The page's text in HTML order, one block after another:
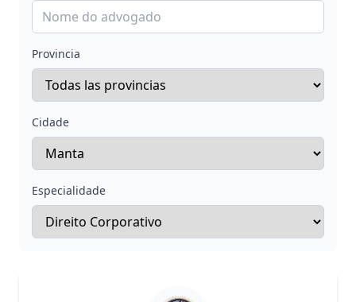
Provincia
Cidade
Especialidade